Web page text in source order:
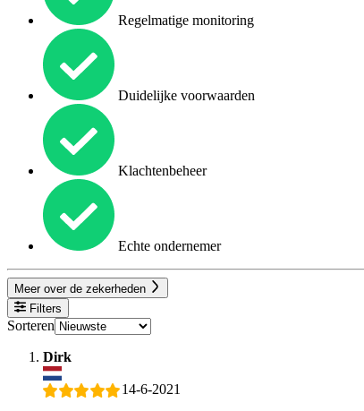
Regelmatige monitoring
Duidelijke voorwaarden
Klachtenbeheer
Echte ondernemer
Meer over de zekerheden
Filters
Sorteren
Dirk
14-6-2021